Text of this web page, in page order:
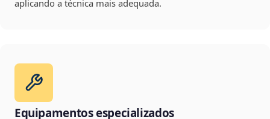
aplicando a técnica mais adequada.
Equipamentos especializados